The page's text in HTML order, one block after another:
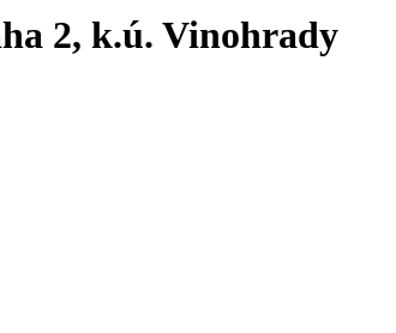
2, k.ú. Vinohrady